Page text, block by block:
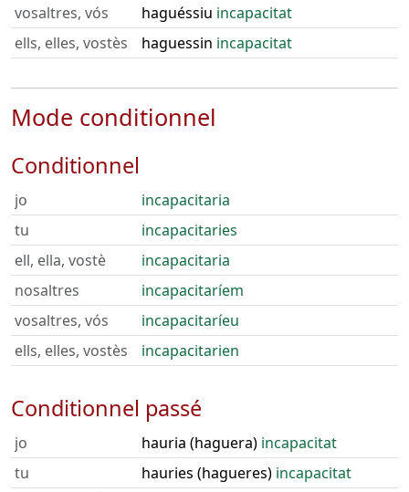
vosaltres, vós
haguéssiu incapacitat
ells, elles, vostès
haguessin incapacitat
Mode conditionnel
Conditionnel
jo
incapacitaria
tu
incapacitaries
ell, ella, vostè
incapacitaria
nosaltres
incapacitaríem
vosaltres, vós
incapacitaríeu
ells, elles, vostès
incapacitarien
Conditionnel passé
jo hauria (haguera) incapacitat
tu
hauries (hagueres) incapacitat